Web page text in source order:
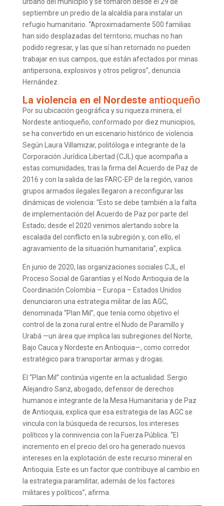
septiembre un predio de la alcaldía para instalar un
refugio humanitario. “Aproximadamente 500 familias
han sido desplazadas del territorio; muchas no han
podido regresar, y las que sí han retornado no pueden
trabajar en sus campos, que están afectados por minas
antipersona, explosivos y otros peligros”, denuncia
Hernández.
La violencia en el Nordesteantioqueño
Por su ubicación geográfica y su riqueza minera, el
Nordeste antioqueño, conformado por diez municipios,
se ha convertido en un escenario histórico de violencia.
Según Laura Villamizar, politóloga e integrante de la
Corporación Jurídica Libertad (CJL) que acompaña a
estas comunidades, tras la firma del Acuerdo de Paz de
2016 y con la salida de las FARC-EP de la región, varios
grupos armados ilegales llegaron a reconfigurar las
dinámicas de violencia: “Esto se debe también a la falta
de implementación del Acuerdo de Paz por parte del
Estado; desde el 2020 venimos alertando sobre la
escalada del conflicto en la subregión y, con ello, el
agravamiento de la situación humanitaria”, explica.
En junio de 2020, las organizaciones sociales CJL, el
Proceso Social de Garantías y el Nodo Antioquia de la
Coordinación Colombia – Europa – Estados Unidos
denunciaron una estrategia militar de las AGC,
denominada “Plan Mil”, que tenía como objetivo el
control de la zona rural entre el Nudo de Paramillo y
Urabá —un área que implica las subregiones del Norte,
Bajo Cauca y Nordeste en Antioquia—, como corredor
estratégico para transportar armas y drogas.
El “Plan Mil” continúa vigente en la actualidad. Sergio
Alejandro Sanz, abogado, defensor de derechos
humanos e integrante de la Mesa Humanitaria y de Paz
de Antioquia, explica que esa estrategia de las AGC se
vincula con la búsqueda de recursos, los intereses
políticos y la connivencia con la Fuerza Pública. “El
incremento en el precio del oro ha generado nuevos
intereses en la explotación de este recurso mineral en
Antioquia. Este es un factor que contribuye al cambio en
la estrategia paramilitar, además de los factores
militares y políticos”, afirma.